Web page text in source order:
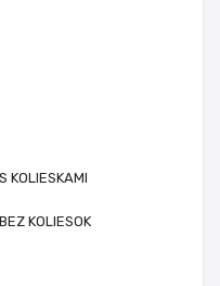
KOLIESKAMI
KOLIESOK